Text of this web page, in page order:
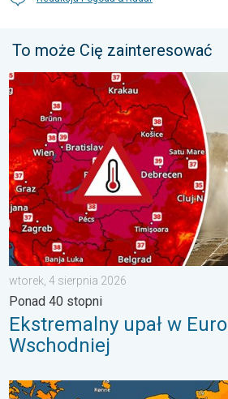
To może Cię zainteresować
Ekstremalny upał w Europie
wtorek, 4 sierpnia 2026
Ponad 40 stopni
Ekstremalny upał w
Wschodniej
20 stopni różnicy. Kontrast termiczny.